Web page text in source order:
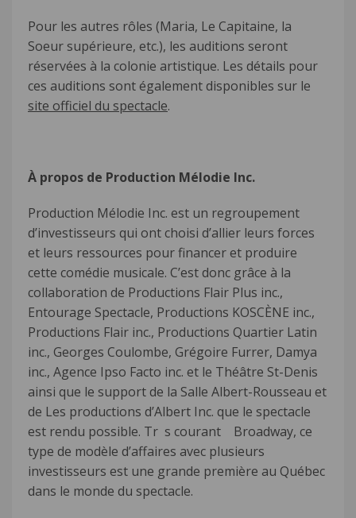
Pour les autres rôles (Maria, Le Capitaine, la
Soeur supérieure, etc.), les auditions seront
réservées à la colonie artistique. Les détails pour
ces auditions sont également disponibles sur le
site officiel du spectacle.
À propos de Production Mélodie Inc.
Production Mélodie Inc. est un regroupement
d’investisseurs qui ont choisi d’allier leurs forces
et leurs ressources pour financer et produire
cette comédie musicale. C’est donc grâce à la
collaboration de Productions Flair Plus inc.,
Entourage Spectacle, Productions KOSCÈNE inc.,
Productions Flair inc., Productions Quartier Latin
inc., Georges Coulombe, Grégoire Furrer, Damya
inc., Agence Ipso Facto inc. et le Théâtre St-Denis
ainsi que le support de la Salle Albert-Rousseau et
de Les productions d’Albert Inc. que le spectacle
est rendu possible. Tr s courant Broadway, ce
type de modèle d’affaires avec plusieurs
investisseurs est une grande première au Québec
dans le monde du spectacle.